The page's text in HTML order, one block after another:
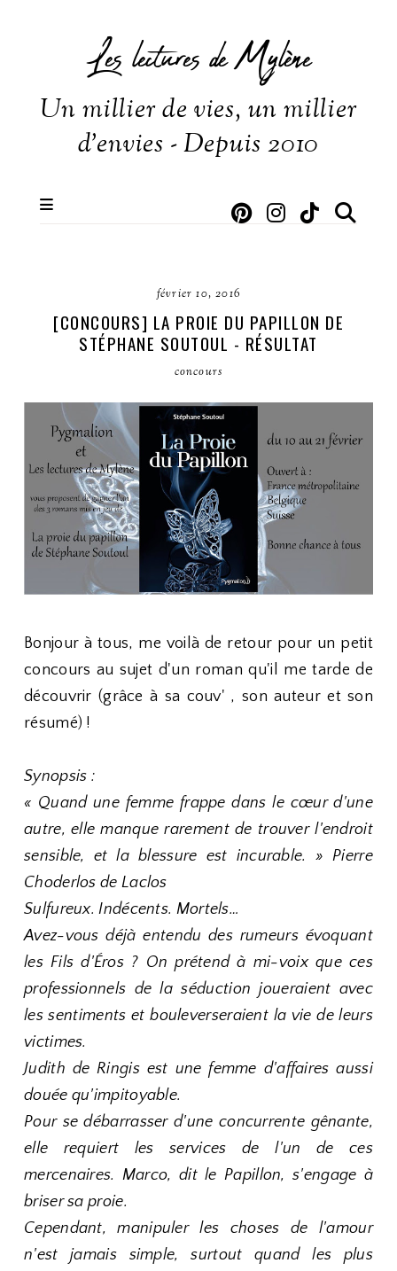
Les lectures de Mylène
Un millier de vies, un millier
d'envies - Depuis 2010
février 10, 2016
[CONCOURS] LA PROIE DU PAPILLON DE
STÉPHANE SOUTOUL - RÉSULTAT
concours
Bonjour à tous, me voilà de retour pour un petit
concours au sujet d'un roman qu'il me tarde de
découvrir (grâce à sa couv' , son auteur et son
résumé) !
Synopsis :
« Quand une femme frappe dans le cœur d'une
autre, elle manque rarement de trouver l'endroit
sensible, et la blessure est incurable. » Pierre
Choderlos de Laclos
Sulfureux. Indécents. Mortels…
Avez-vous déjà entendu des rumeurs évoquant
les Fils d'Éros ? On prétend à mi-voix que ces
professionnels de la séduction joueraient avec
les sentiments et bouleverseraient la vie de leurs
victimes.
Judith de Ringis est une femme d'affaires aussi
douée qu'impitoyable.
Pour se débarrasser d'une concurrente gênante,
elle requiert les services de l'un de ces
mercenaires. Marco, dit le Papillon, s'engage à
briser sa proie.
Cependant, manipuler les choses de l'amour
n'est jamais simple, surtout quand les plus